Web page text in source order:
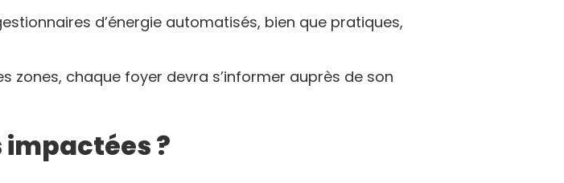
d’énergie automatisés, bien que pratiques,
zones, chaque foyer devra s’informer auprès de son
?